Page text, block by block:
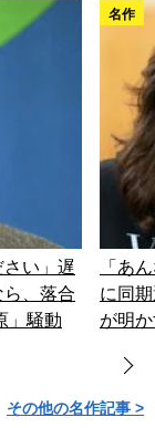
い」遅
、落合
」騒動
名作
「あ
に同
が明
その他の名作記事 >